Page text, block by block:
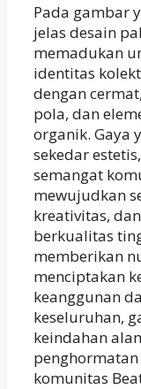
Pada gambar
jelas desain
memadukan
identitas
dengan
pola, dan
organik. Gaya
sekedar
semangat
mewujudkan
kreativitas,
berkualitas
memberikan
menciptakan
keanggunan
keseluruhan,
keindahan
komunitas